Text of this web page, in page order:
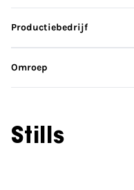
Productiebedrijf
Omroep
Stills